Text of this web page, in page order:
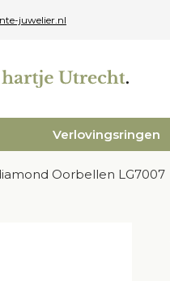
juwelier.nl
Verlovingsringen
Oorbellen LG7007